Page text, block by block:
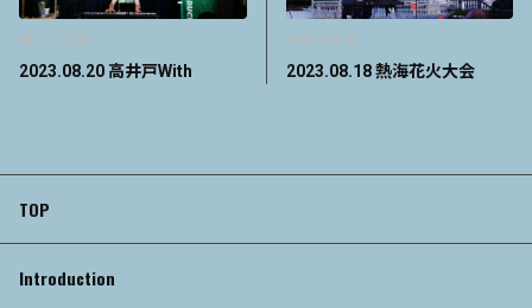
2023.08.20 高井戸With 2023.08.18 熱海花火大会
TOP
Introduction